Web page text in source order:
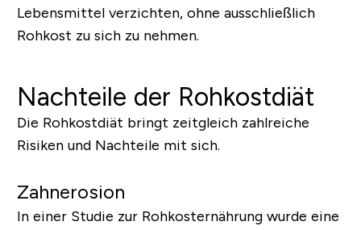
Lebensmittel verzichten, ohne ausschließlich
Rohkost zu sich zu nehmen.
Nachteile der Rohkostdiät
Die Rohkostdiät bringt zeitgleich zahlreiche
Risiken und Nachteile mit sich.
Zahnerosion
In einer Studie zur Rohkosternährung wurde eine